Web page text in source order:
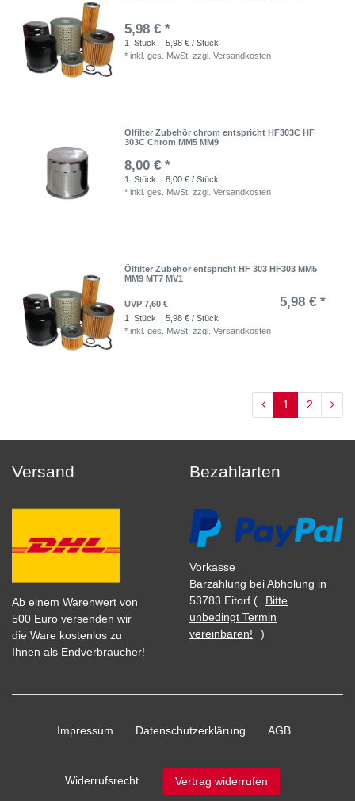
5,98 € *
1 Stück
| 5,98 € / Stück
*inkl. ges. MwSt. zzgl.Versandkosten
Ölfilter Zubehör chrom entspricht HF303C HF
303C Chrom MM5 MM9
8,00 € *
1 Stück
| 8,00 € / Stück
*inkl. ges. MwSt. zzgl.Versandkosten
Ölfilter Zubehör entspricht HF 303 HF303 MM5
MM9 MT7 MV1
UVP 7,60 € 5,98 € *
1 Stück
| 5,98 € / Stück
*inkl. ges. MwSt. zzgl.Versandkosten
1 2
Versand
Ab einem Warenwert von
500 Euro versenden wir
die Ware kostenlos zu
Ihnen als Endverbraucher!
Bezahlarten
Vorkasse
Barzahlung bei Abholung in
53783 Eitorf (
Bitte
unbedingt Termin
vereinbaren!
)
Impressum Daten­schutz­erklärung AGB
Widerrufs­recht Vertrag widerrufen